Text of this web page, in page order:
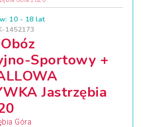
10 - 18 lat
1452173
Sportowy +
Jastrzębia
Góra